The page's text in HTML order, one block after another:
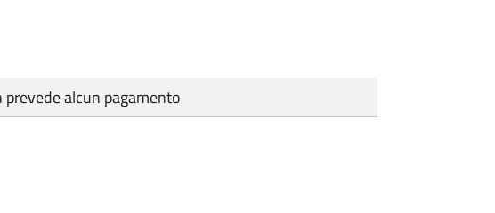
alcun pagamento